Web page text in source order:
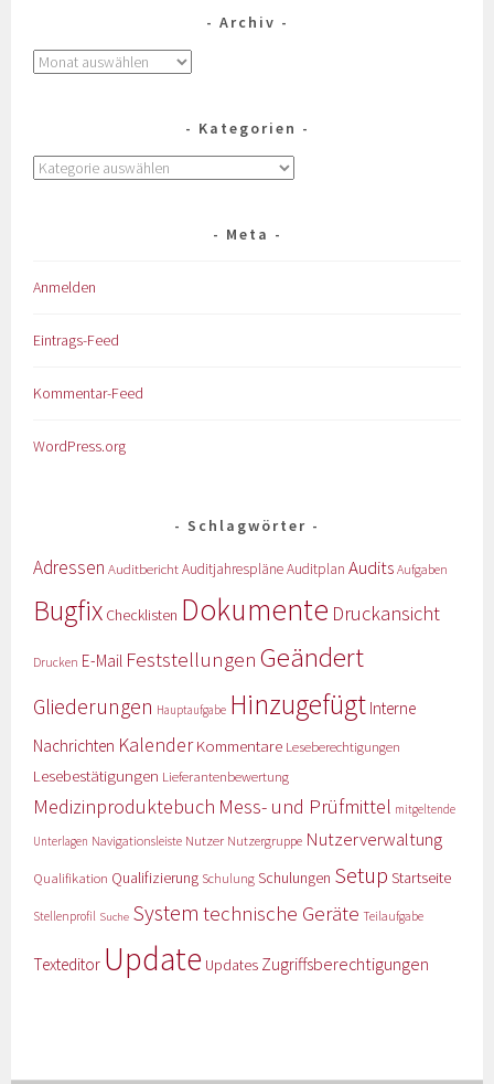
Archiv
Kategorien
Meta
Anmelden
Eintrags-Feed
Kommentar-Feed
WordPress.org
Schlagwörter
Adressen AuditberichtAuditjahrespläneAuditplan Audits Aufgaben
Bugfix Checklisten Dokumente Druckansicht
Drucken E-Mail Feststellungen Geändert
Gliederungen Hauptaufgabe Hinzugefügt Interne
Nachrichten KalenderKommentare Leseberechtigungen
Lesebestätigungen Lieferantenbewertung
Medizinproduktebuch Mess- und Prüfmittel mitgeltende
Unterlagen Navigationsleiste Nutzer Nutzergruppe Nutzerverwaltung
Qualifikation Qualifizierung Schulung Schulungen Setup Startseite
Stellenprofil Suche System technische Geräte Teilaufgabe
Texteditor Update Updates Zugriffsberechtigungen